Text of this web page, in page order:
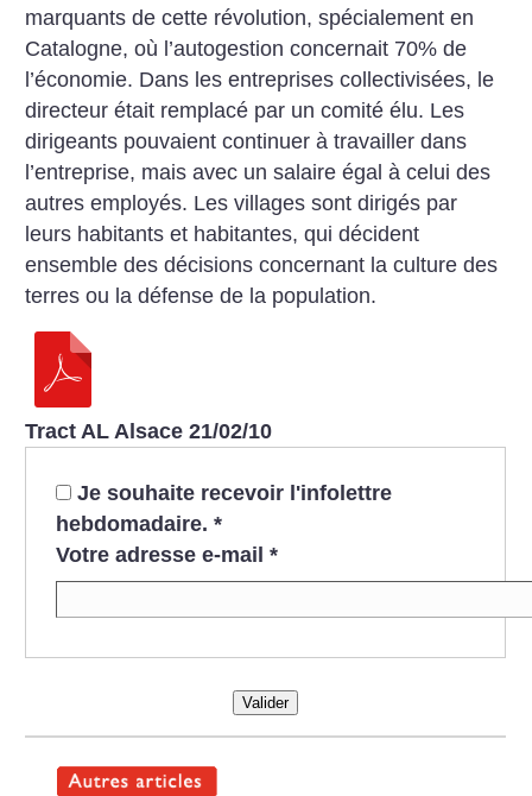
marquants de cette révolution, spécialement en
Catalogne, où l’autogestion concernait 70% de
l’économie. Dans les entreprises collectivisées, le
directeur était remplacé par un comité élu. Les
dirigeants pouvaient continuer à travailler dans
l’entreprise, mais avec un salaire égal à celui des
autres employés. Les villages sont dirigés par
leurs habitants et habitantes, qui décident
ensemble des décisions concernant la culture des
terres ou la défense de la population.
Tract AL Alsace 21/02/10
Je souhaite recevoir l'infolettre
hebdomadaire. *
Votre adresse e-mail *
Valider